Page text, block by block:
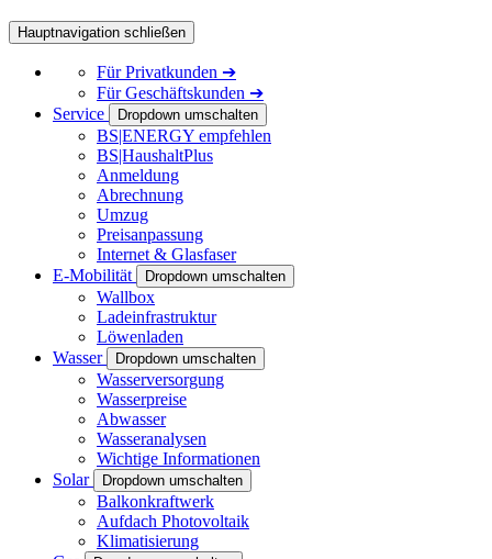
Hauptnavigation schließen
FürPrivatkunden ➔
FürGeschäftskunden ➔
Service
Dropdown umschalten
BS|ENERGY empfehlen
BS|HaushaltPlus
Anmeldung
Abrechnung
Umzug
Preisanpassung
Internet & Glasfaser
E-Mobilität
Dropdown umschalten
Wallbox
Ladeinfrastruktur
Löwenladen
Wasser
Dropdown umschalten
Wasserversorgung
Wasserpreise
Abwasser
Wasseranalysen
Wichtige Informationen
Solar
Dropdown umschalten
Balkonkraftwerk
Aufdach Photovoltaik
Klimatisierung